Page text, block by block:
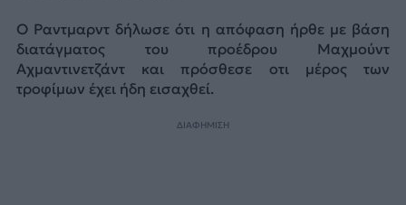
Ο Ραντμαρντ δήλωσε ότι η απόφαση ήρθε με βάση
διατάγματος του προέδρου Μαχμούντ
Αχμαντινετζάντ και πρόσθεσε οτι μέρος των
τροφίμων έχει ήδη εισαχθεί.
ΔΙΑΦΗΜΙΣΗ